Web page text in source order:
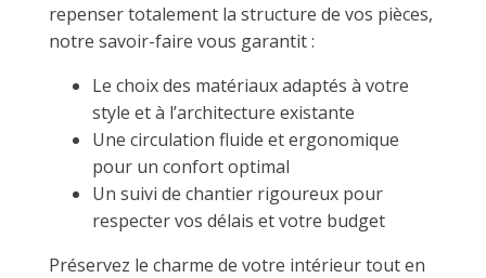
repenser totalement la structure de vos pièces,
notre savoir-faire vous garantit :
Le choix des matériaux adaptés à votre
style et à l’architecture existante
Une circulation fluide et ergonomique
pour un confort optimal
Un suivi de chantier rigoureux pour
respecter vos délais et votre budget
Préservez le charme de votre intérieur tout en